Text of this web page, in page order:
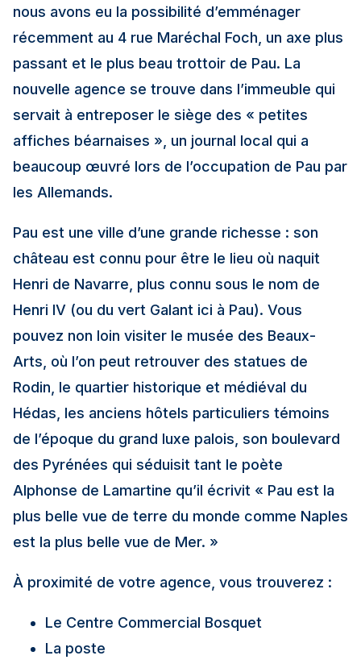
nous avons eu la possibilité d’emménager
récemment au 4 rue Maréchal Foch, un axe plus
passant et le plus beau trottoir de Pau. La
nouvelle agence se trouve dans l’immeuble qui
servait à entreposer le siège des « petites
affiches béarnaises », un journal local qui a
beaucoup œuvré lors de l’occupation de Pau par
les Allemands.
Pau est une ville d’une grande richesse : son
château est connu pour être le lieu où naquit
Henri de Navarre, plus connu sous le nom de
Henri IV (ou du vert Galant ici à Pau). Vous
pouvez non loin visiter le musée des Beaux-
Arts, où l’on peut retrouver des statues de
Rodin, le quartier historique et médiéval du
Hédas, les anciens hôtels particuliers témoins
de l’époque du grand luxe palois, son boulevard
des Pyrénées qui séduisit tant le poète
Alphonse de Lamartine qu’il écrivit « Pau est la
plus belle vue de terre du monde comme Naples
est la plus belle vue de Mer. »
À proximité de votre agence, vous trouverez :
Le Centre Commercial Bosquet
La poste